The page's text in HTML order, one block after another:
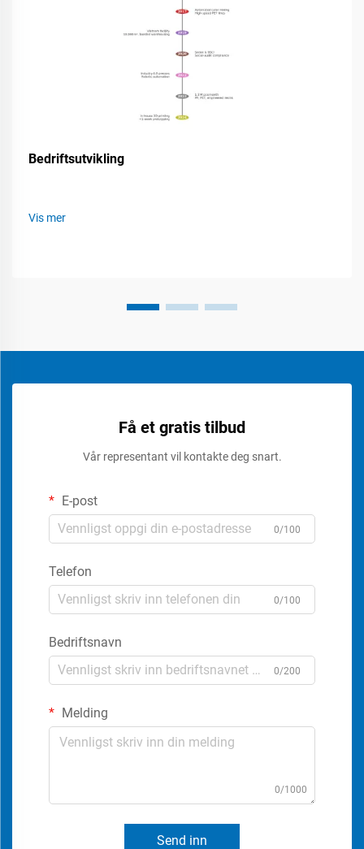
Bedriftsutvikling
Vis mer
Få et gratis tilbud
Vår representant vil kontakte deg snart.
E-post
0/100
Telefon
0/100
Bedriftsnavn
0/200
Melding
0/1000
Send inn